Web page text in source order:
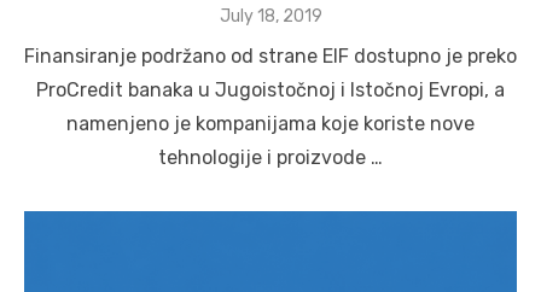
Posted
July 18, 2019
Finansiranje podržano od strane EIF dostupno je preko
ProCredit banaka u Jugoistočnoj i Istočnoj Evropi, a
namenjeno je kompanijama koje koriste nove
tehnologije i proizvode …